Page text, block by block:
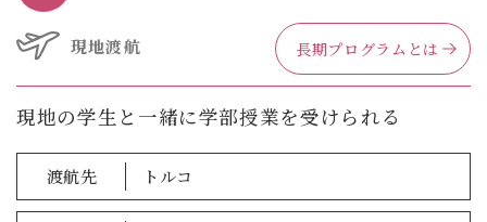
留学プログラム
サポート
現地渡航 長期プログラムとは
現地の学生と一緒に学部授業を受けられる
渡航先 トルコ